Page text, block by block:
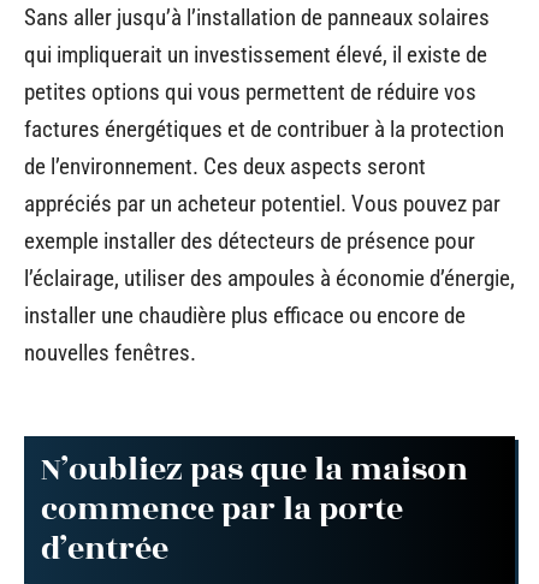
Sans aller jusqu’à l’installation de panneaux solaires
qui impliquerait un investissement élevé, il existe de
petites options qui vous permettent de réduire vos
factures énergétiques et de contribuer à la protection
de l’environnement. Ces deux aspects seront
appréciés par un acheteur potentiel. Vous pouvez par
exemple installer des détecteurs de présence pour
l’éclairage, utiliser des ampoules à économie d’énergie,
installer une chaudière plus efficace ou encore de
nouvelles fenêtres.
N’oubliez pas que la maison
commence par la porte
d’entrée